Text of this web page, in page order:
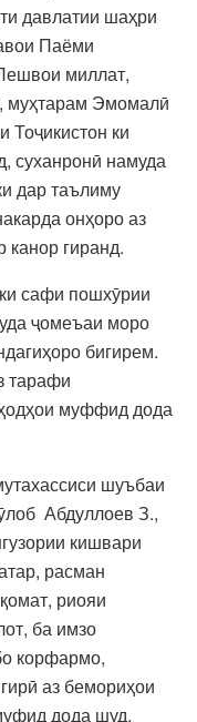
давлатии шаҳри
Паёми
миллат,
муҳтарам Эмомалӣ
ки
суханронӣ намуда
дар таълиму
онҳоро аз
канор гиранд.
сафи пошхӯрии
ҷомеъаи моро
бигирем.
тарафи
муффид дода
шуъбаи
Абдуллоев З.,
кишвари
расман
риояи
ба имзо
корфармо,
аз бемориҳои
дода шуд.